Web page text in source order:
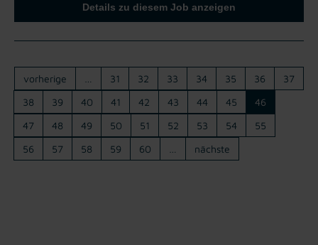
Details zu diesem Job anzeigen
vorherige 31 32 33 34 35 36
37
38
39 40 41 42 43 44 45
46
47
48 49 50 51 52 53 54
55
56
57 58 59 60 nächste